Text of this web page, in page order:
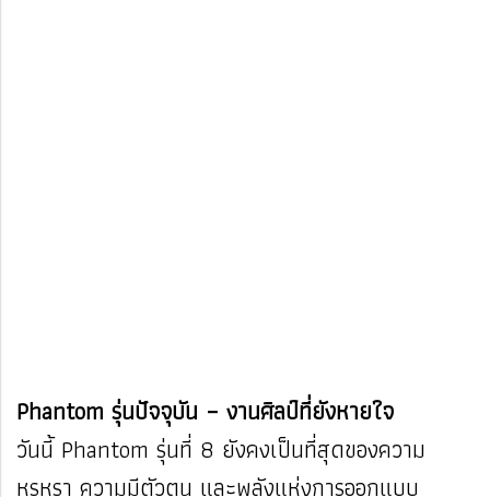
Phantom รุ่นปัจจุบัน – งานศิลป์ที่ยังหายใจ
วันนี้ Phantom รุ่นที่ 8 ยังคงเป็นที่สุดของความ
หรูหรา ความมีตัวตน และพลังแห่งการออกแบบ